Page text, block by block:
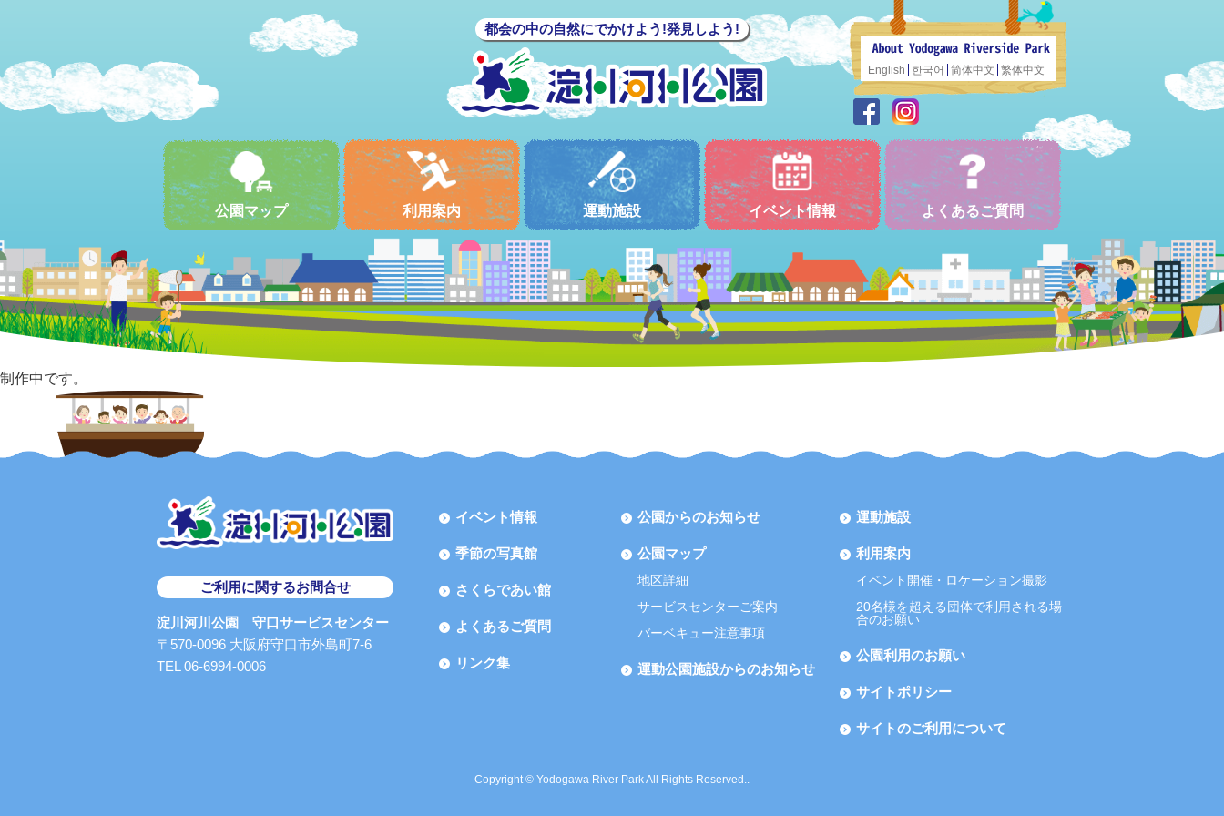
都会の中の自然にでかけよう!発見しよう!
English 한국어 简体中文 繁体中文
公園マップ 利用案内 運動施設 イベント情報 よくあるご質問
制作中です。
ご利用に関するお問合せ
淀川河川公園 守口サービスセンター
〒570-0096 大阪府守口市外島町7-6
TEL 06-6994-0006
イベント情報
季節の写真館
さくらであい館
よくあるご質問
リンク集
公園からのお知らせ
公園マップ
地区詳細
サービスセンターご案内
バーベキュー注意事項
運動公園施設からのお知らせ
運動施設
利用案内
イベント開催・ロケーション撮影
20名様を超える団体で利用される場
合のお願い
公園利用のお願い
サイトポリシー
サイトのご利用について
Copyright © Yodogawa River Park All Rights Reserved..